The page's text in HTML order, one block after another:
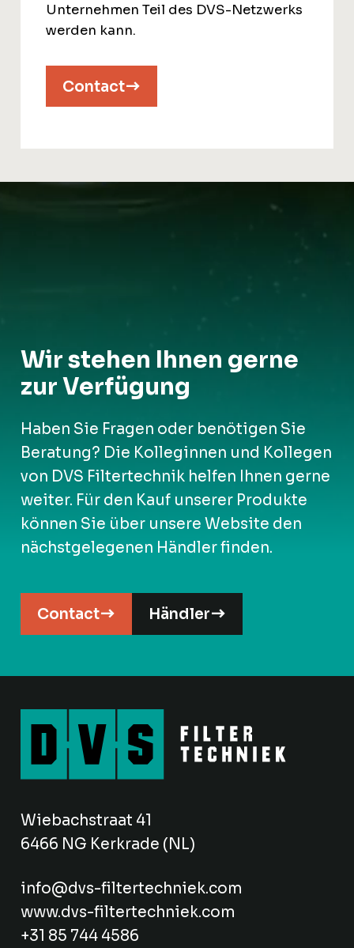
Unternehmen Teil des DVS-Netzwerks
werden kann.
Contact
Wir stehen Ihnen gerne
zur Verfügung
Haben Sie Fragen oder benötigen Sie
Beratung? Die Kolleginnen und Kollegen
von DVS Filtertechnik helfen Ihnen gerne
weiter. Für den Kauf unserer Produkte
können Sie über unsere Website den
nächstgelegenen Händler finden.
Contact Händler
Wiebachstraat 41
6466 NG Kerkrade (NL)
info@dvs-filtertechniek.com
www.dvs-filtertechniek.com
+31 85 744 4586